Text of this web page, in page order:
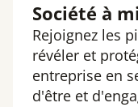
Société à
Rejoignez les
révéler et
entreprise en
d'être et